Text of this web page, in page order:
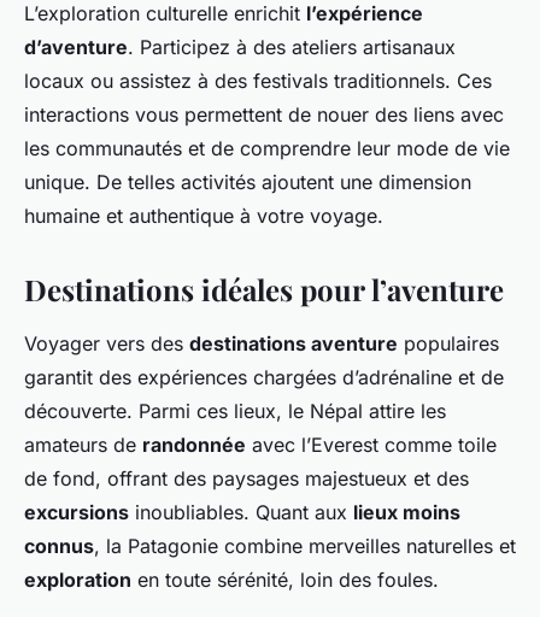
L’exploration culturelle enrichit l’expérience
d’aventure. Participez à des ateliers artisanaux
locaux ou assistez à des festivals traditionnels. Ces
interactions vous permettent de nouer des liens avec
les communautés et de comprendre leur mode de vie
unique. De telles activités ajoutent une dimension
humaine et authentique à votre voyage.
Destinations idéales pour l’aventure
Voyager vers des destinations aventure populaires
garantit des expériences chargées d’adrénaline et de
découverte. Parmi ces lieux, le Népal attire les
amateurs de randonnée avec l’Everest comme toile
de fond, offrant des paysages majestueux et des
excursions inoubliables. Quant aux lieux moins
connus, la Patagonie combine merveilles naturelles et
exploration en toute sérénité, loin des foules.